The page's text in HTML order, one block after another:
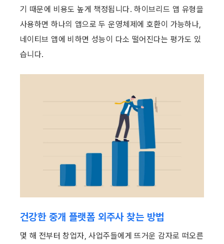
기 때문에 비용도 높게 책정됩니다. 하이브리드 앱 유형을
사용하면 하나의 앱으로 두 운영체제에 호환이 가능하나,
네이티브 앱에 비하면 성능이 다소 떨어진다는 평가도 있
습니다.
건강한 중개 플랫폼 외주사 찾는 방법
몇 해 전부터 창업자, 사업주들에게 뜨거운 감자로 떠오른